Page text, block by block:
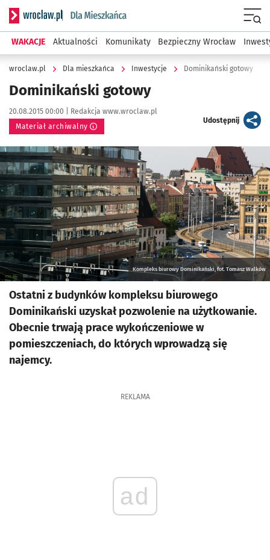
Serwis informacyjny wroclaw.pl podserwis: Dla mieszkańca
WAKACJE Aktualności Komunikaty Bezpieczny Wrocław
wroclaw.pl Dla mieszkańca Inwestycje Dominikański gotowy
Dominikański gotowy
Data publikacji:
20.08.2015 00:00 | Autor:
Redakcja www.wroclaw.pl
Materiał archiwalny
Udostępnijartykuł
Kliknij, aby powiększyć
Kompleks biurowy Dominikański, fot. Tomasz Walków
Ostatni z budynków kompleksu biurowego
Dominikański uzyskał pozwolenie na użytkowanie.
Obecnie trwają prace wykończeniowe w
pomieszczeniach, do których wprowadzą się
najemcy.
REKLAMA
ad